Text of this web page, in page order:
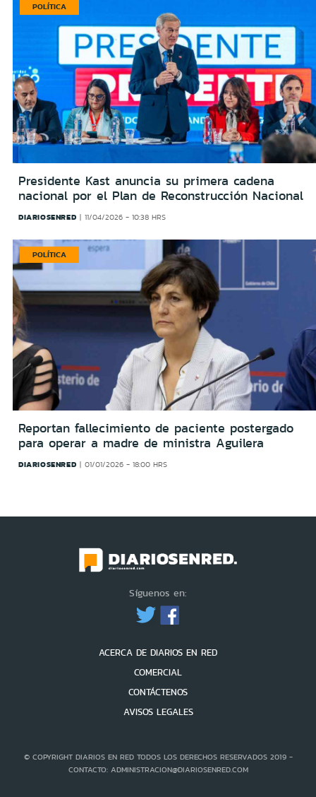
POLÍTICA
Presidente Kast anuncia su primera cadena
nacional por el Plan de Reconstrucción Nacional
DIARIOSENRED 11/04/2026 - 10:38 HRS
POLÍTICA
Reportan fallecimiento de paciente postergado
para operar a madre de ministra Aguilera
DIARIOSENRED 01/01/2026 - 18:00 HRS
Síguenos en:
ACERCA DE DIARIOS EN RED
COMERCIAL
CONTÁCTENOS
AVISOS LEGALES
© COPYRIGHT DIARIOS EN RED TODOS LOS DERECHOS RESERVADOS 2019 -
CONTACTO: ADMINISTRACION@DIARIOSENRED.COM